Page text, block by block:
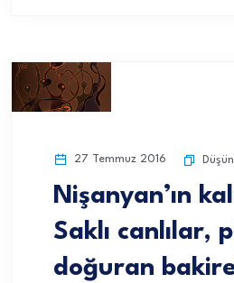
27 Temmuz 2016
Nişanyan’ın
Saklı canlılar,
doğuran